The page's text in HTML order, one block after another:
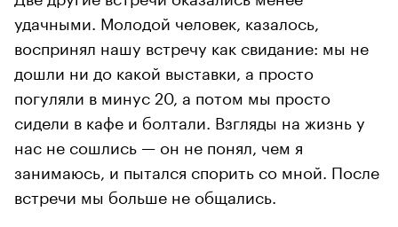
удачными. Молодой человек, казалось,
воспринял нашу встречу как свидание: мы не
дошли ни до какой выставки, а просто
погуляли в минус 20, а потом мы просто
сидели в кафе и болтали. Взгляды на жизнь у
нас не сошлись — он не понял, чем я
занимаюсь, и пытался спорить со мной. После
встречи мы больше не общались.